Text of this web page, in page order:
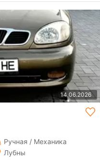
14.06.2026
Ручная / Механика
Лубны